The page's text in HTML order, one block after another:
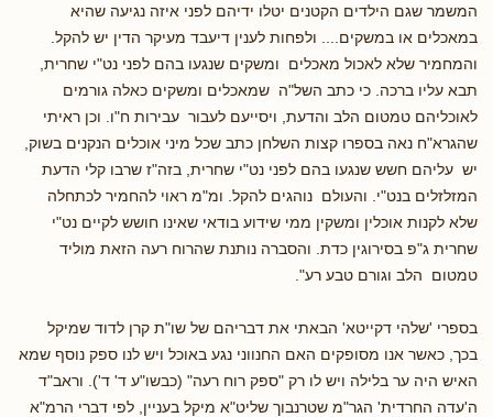
המשמר שגם הילדים הקטנים יטלו ידיהם לפני איזה נגיעה שהיא
במאכלים או במשקים.... ולפחות לענין דיעבד מעיקר הדין יש להקל.
והמחמיר שלא לאכול מאכלים ומשקים שנגעו בהם לפני נט"י שחרית,
תבא עליו ברכה. כי כתב השל"ה שמאכלים ומשקים כאלה גורמים
לאוכליהם טמטום הלב והדעת, ויסייעם לעבור עבירות ח"ו. וכן ראיתי
שהגרא"ח נאה בספרו קצות השלחן כתב שכל מיני אוכלים הנקנים בשוק,
יש עליהם חשש שנגעו בהם לפני נט"י שחרית, בזה"ז שרבו קלי הדעת
המזלזלים בנט"י. והעולם נוהגים להקל. ומ"מ ראוי להחמיר לכתחלה
שלא לקנות אוכלין ומשקין ממי שידוע בודאי שאינו חושש לקיים נט"י
שחרית ג"פ בסירוגין כדת. והסברה נותנת שהרוח רעה הזאת מוליד
טמטום הלב וגורם טבע רע".
בספרי 'שלהי דקייטא' הבאתי את דבריהם של שו"ת קרן לדוד שמיקל
בכך, כאשר אנו מסופקים האם החנווני נגע באוכל ויש לנו ספק נוסף שמא
האיש היה ער בלילה ויש לו רק "ספק רוח רעה" (כבשו"ע ד' ד'). וראב"ד
ה'עדה החרדית' הגר"מ שטרנבוך שליט"א מיקל בעניין, לפי דברי הרמ"א